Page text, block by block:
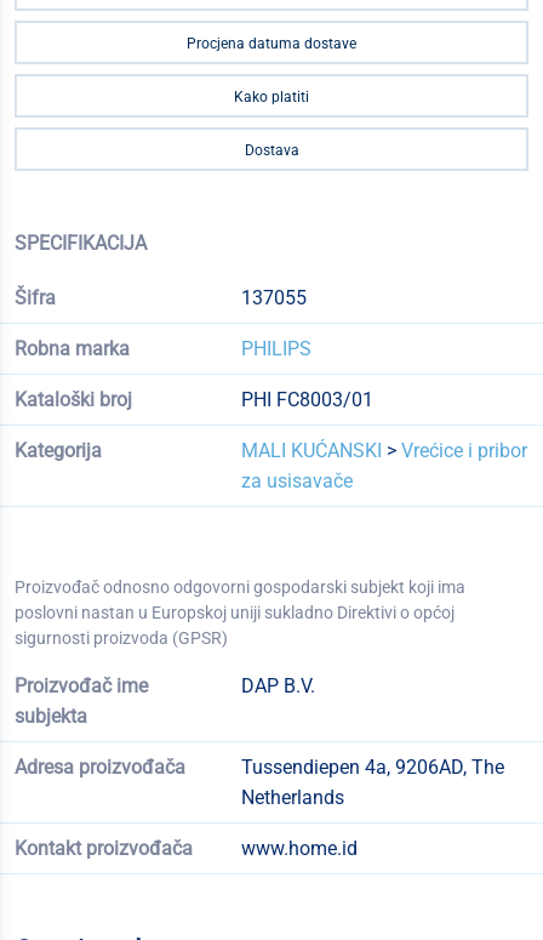
Procjena datuma dostave
Kako platiti
Dostava
SPECIFIKACIJA
Šifra 137055
Robna marka PHILIPS
Kataloški broj PHI FC8003/01
Kategorija MALI KUĆANSKI > Vrećice i pribor
za usisavače
Proizvođač odnosno odgovorni gospodarski subjekt koji ima
poslovni nastan u Europskoj uniji sukladno Direktivi o općoj
sigurnosti proizvoda (GPSR)
Proizvođač ime
subjekta
DAP B.V.
Adresa proizvođača
Tussendiepen 4a, 9206AD, The
Netherlands
Kontakt proizvođača www.home.id